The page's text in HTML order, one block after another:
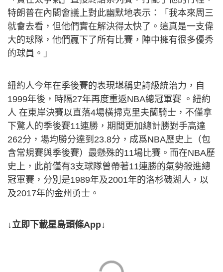
特朗普在內閣會議上對此幽默地表示：「我本來周三
就會去看，但他們實在解決得太快了。這真是一支偉
大的球隊，他們贏下了所有比賽，陣中擁有很多優秀
的球員。」
紐約人今年在季後賽的表現堪稱史詩級統治力，自
1999年後，時隔27年再度重返NBA總冠軍賽 。紐約
人 在東岸決賽以直落4場橫掃克里夫蘭騎士，不僅拿
下驚人的季後賽11連勝，期間更加總計勝對手高達
262分，場均勝分達到23.8分，成爲NBA歷史上（包
含常規賽與季後賽）最懸殊的11場比賽。而在NBA歷
史上，此前僅有3支球隊曾帶著11連勝的氣勢殺進總
冠軍賽，分別是1989年及2001年的洛杉磯湖人，以
及2017年的金州勇士。
↓立即下載星島頭條App↓